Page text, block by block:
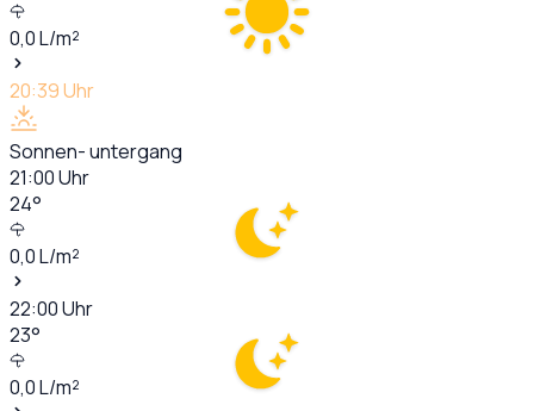
0,0L/m²
20:39Uhr
Sonnen- untergang
21:00Uhr
24°
0,0L/m²
22:00Uhr
23°
0,0L/m²